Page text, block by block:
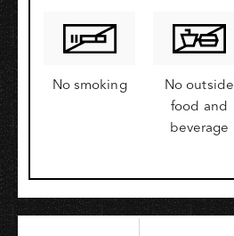
No smoking
No outside
food and
beverage